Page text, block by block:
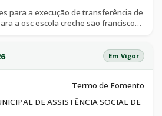
para a execução de transferência de
a osc escola creche são francisco
são francisco de assis tem a
despesas decorrentes de custear a
três salas de aula, atendendo
conforme autorização emenda,
anexo a esse instrumento.
Em Vigor
Termo de Fomento
DE ASSISTÊNCIA SOCIAL DE